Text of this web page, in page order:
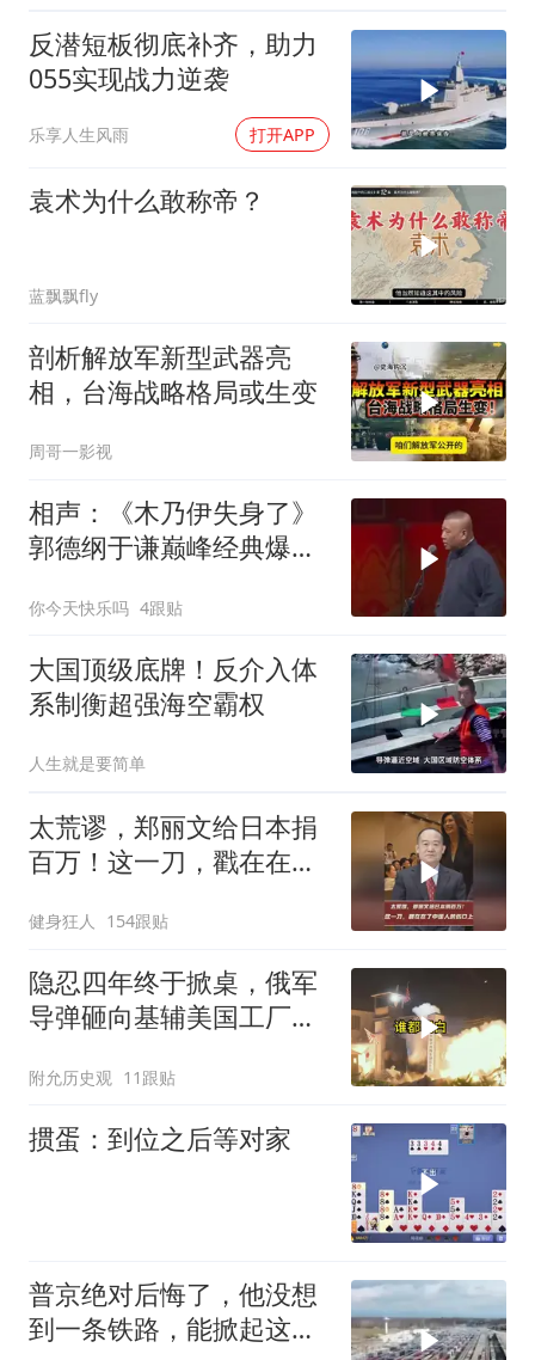
反潜短板彻底补齐，助力
055实现战力逆袭
乐享人生风雨 打开APP
袁术为什么敢称帝？
蓝飘飘fly
剖析解放军新型武器亮
相，台海战略格局或生变
周哥一影视
相声：《木乃伊失身了》
郭德纲于谦巅峰经典爆笑
你今天快乐吗 4跟贴
大国顶级底牌！反介入体
系制衡超强海空霸权
人生就是要简单
太荒谬，郑丽文给日本捐
百万！这一刀，戳在在了
健身狂人 154跟贴
隐忍四年终于掀桌，俄军
导弹砸向基辅美国工厂，
附允历史观 11跟贴
掼蛋：到位之后等对家
普京绝对后悔了，他没想
到一条铁路，能掀起这么